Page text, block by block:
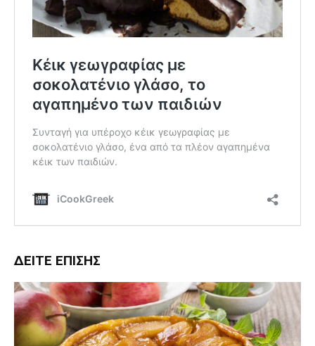
ΔΕΊΤΕ ΕΠΊΣΗΣ